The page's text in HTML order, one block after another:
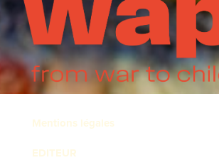
Mentions légales
EDITEUR